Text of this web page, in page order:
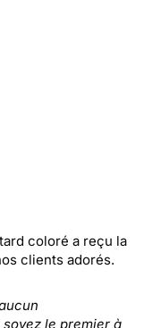
coloré a reçu la
clients adorés.
le premier à